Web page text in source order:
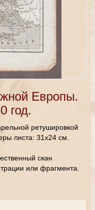
Европы.
год.
ретушировкой
листа: 31х24 см.
скан
или фрагмента.